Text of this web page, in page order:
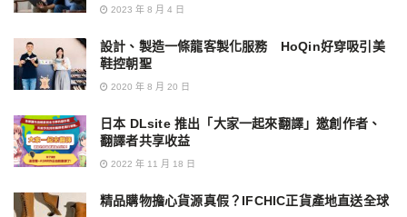
2023 年 8 月 4 日
設計、製造一條龍客製化服務 HoQin好穿吸引美
鞋控朝聖
2020 年 8 月 20 日
日本 DLsite 推出「大家一起來翻譯」邀創作者、
翻譯者共享收益
2022 年 11 月 18 日
精品購物擔心貨源真假？IFCHIC正貨產地直送全球